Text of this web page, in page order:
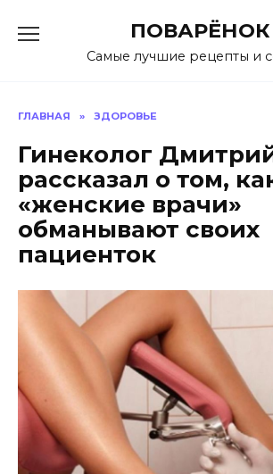
содержанию
ПОВАРЁНОК
Самые лучшие рецепты и
ГЛАВНАЯ » ЗДОРОВЬЕ
Гинеколог
рассказал о том,
«женские врачи»
обманывают своих
пациенток